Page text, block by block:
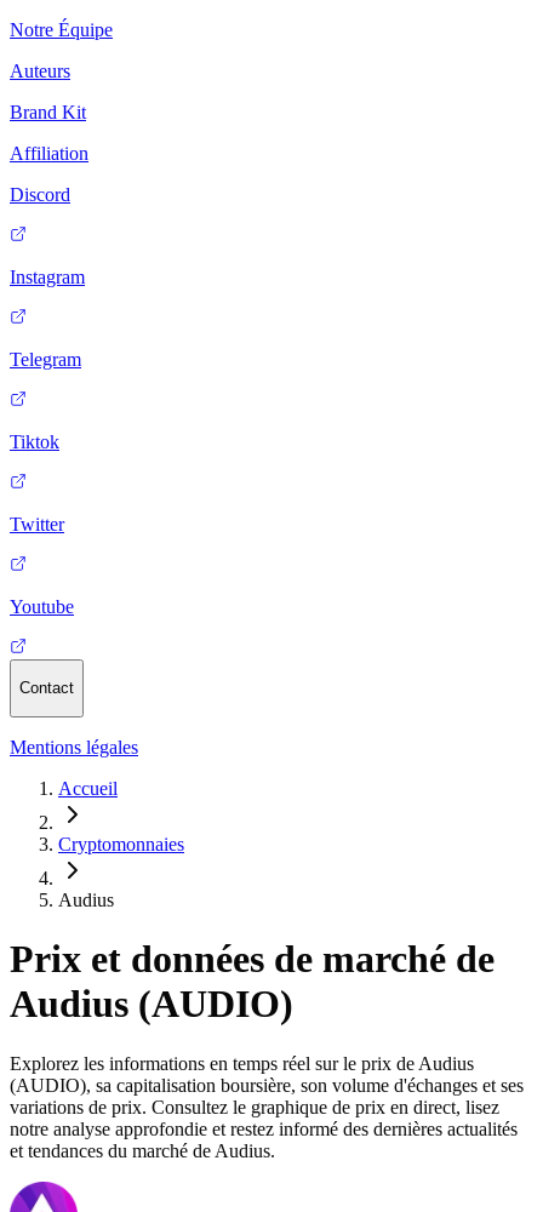
Notre Équipe
Auteurs
Brand Kit
Affiliation
Discord
Instagram
Telegram
Tiktok
Twitter
Youtube
Contact
Mentions légales
Accueil
Cryptomonnaies
Audius
Prix et données de marché de
Audius (AUDIO)
Explorez les informations en temps réel sur le prix de Audius
(AUDIO), sa capitalisation boursière, son volume d'échanges et ses
variations de prix. Consultez le graphique de prix en direct, lisez
notre analyse approfondie et restez informé des dernières actualités
et tendances du marché de Audius.